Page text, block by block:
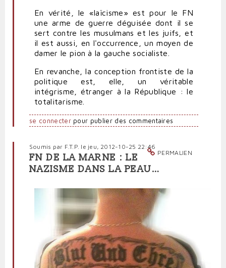
En vérité, le «laïcisme» est pour le FN
une arme de guerre déguisée dont il se
sert contre les musulmans et les juifs, et
il est aussi, en l'occurrence, un moyen de
damer le pion à la gauche socialiste.
En revanche, la conception frontiste de la
politique est, elle, un véritable
intégrisme, étranger à la République : le
totalitarisme.
se connecterpour publier des commentaires
PERMALIEN
Soumis par F.T.P. le jeu, 2012-10-25 22:46
FN DE LA MARNE : LE
NAZISME DANS LA PEAU…